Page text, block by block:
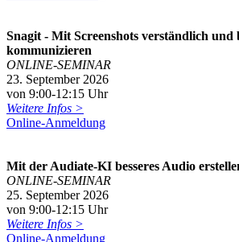
Snagit - Mit Screenshots verständlich und
kommunizieren
ONLINE-SEMINAR
23. September 2026
von 9:00-12:15 Uhr
Weitere Infos >
Online-Anmeldung
Mit der Audiate-KI besseres Audio
ONLINE-SEMINAR
25. September 2026
von 9:00-12:15 Uhr
Weitere Infos >
Online-Anmeldung